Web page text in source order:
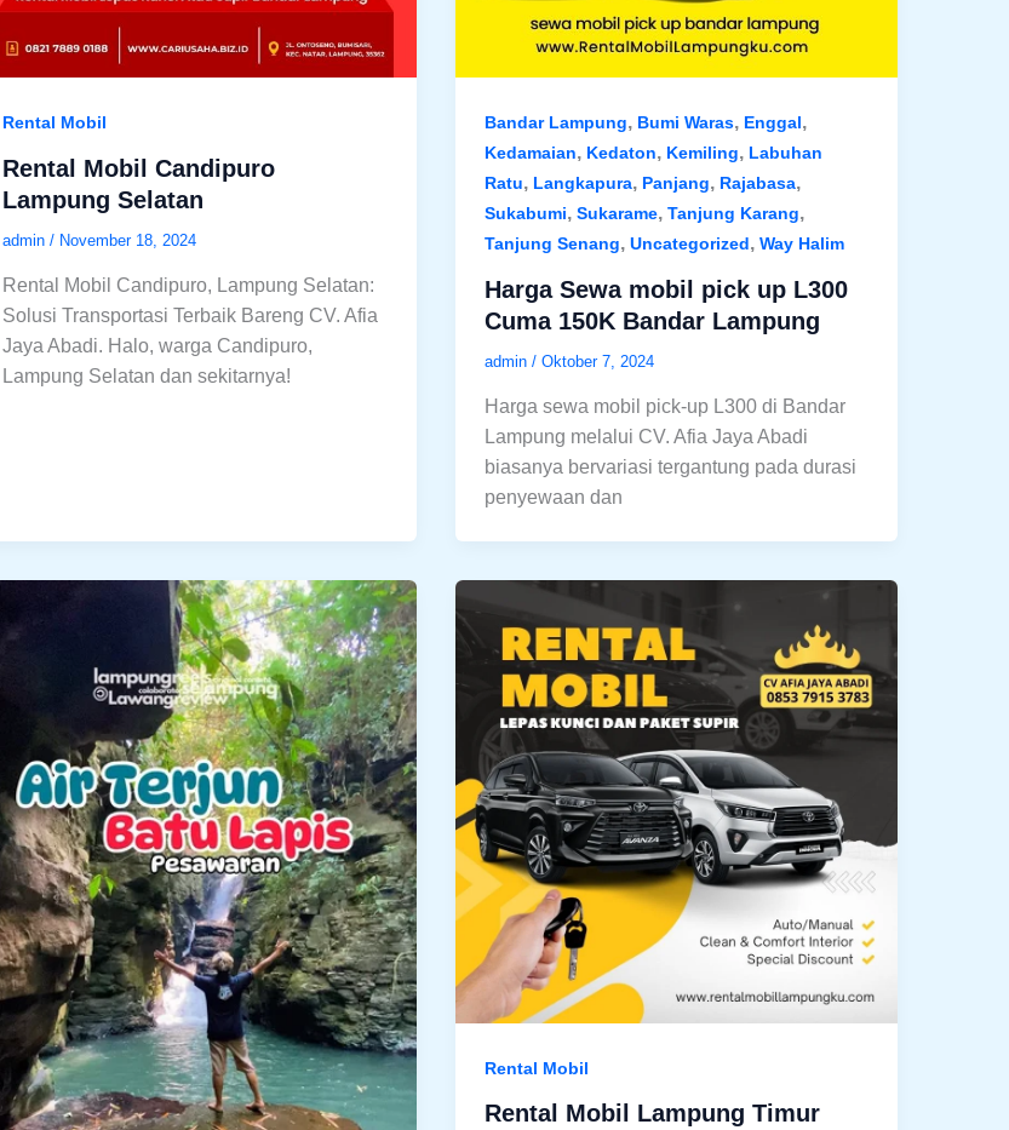
Rental Mobil
Rental Mobil Candipuro
Lampung Selatan
admin/ November 18, 2024
Rental Mobil Candipuro, Lampung Selatan:
Solusi Transportasi Terbaik Bareng CV. Afia
Jaya Abadi. Halo, warga Candipuro,
Lampung Selatan dan sekitarnya!
Bandar Lampung, Bumi Waras, Enggal,
Kedamaian, Kedaton, Kemiling, Labuhan
Ratu, Langkapura, Panjang, Rajabasa,
Sukabumi, Sukarame, Tanjung Karang,
Tanjung Senang, Uncategorized, Way Halim
Harga Sewa mobil pick up L300
Cuma 150K Bandar Lampung
admin / Oktober 7, 2024
Harga sewa mobil pick-up L300 di Bandar
Lampung melalui CV. Afia Jaya Abadi
biasanya bervariasi tergantung pada durasi
penyewaan dan
Rental Mobil
Rental Mobil Lampung Timur